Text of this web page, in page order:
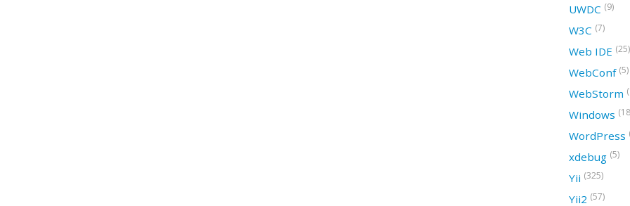
UWDC (9)
W3C (7)
Web IDE (25)
WebConf (5)
WebStorm
Windows
WordPress
xdebug (5)
Yii (325)
Yii2 (57)